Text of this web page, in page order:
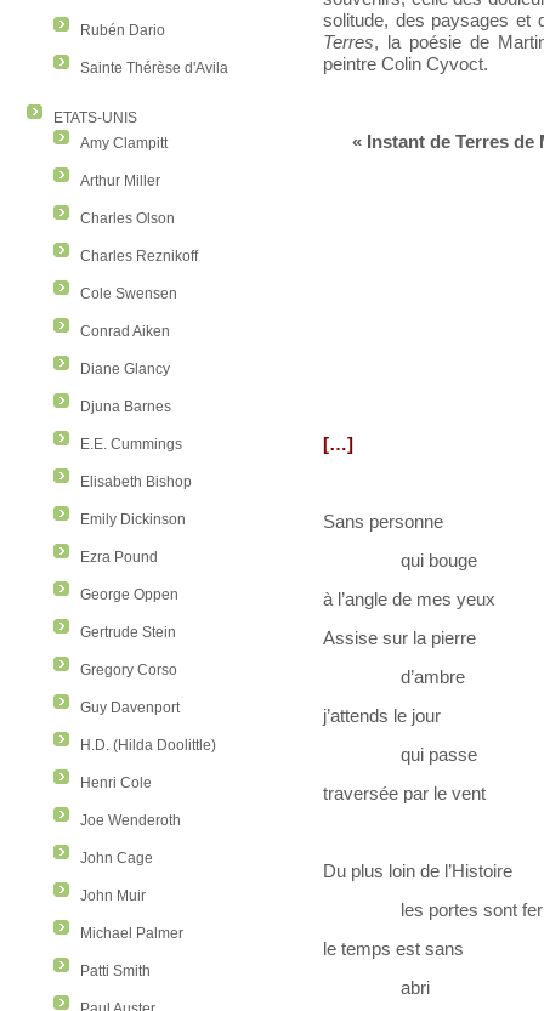
Rubén Dario
Sainte Thérèse d'Avila
ETATS-UNIS
Amy Clampitt
Arthur Miller
Charles Olson
Charles Reznikoff
Cole Swensen
Conrad Aiken
Diane Glancy
Djuna Barnes
E.E. Cummings
Elisabeth Bishop
Emily Dickinson
Ezra Pound
George Oppen
Gertrude Stein
Gregory Corso
Guy Davenport
H.D. (Hilda Doolittle)
Henri Cole
Joe Wenderoth
John Cage
John Muir
Michael Palmer
Patti Smith
solitude, des paysages
Terres, la poésie de
peintre Colin Cyvoct.
« Instant de Terres
[…]
Sans personne
qui bouge
à l’angle de mes yeux
Assise sur la pierre
d’ambre
j’attends le jour
qui passe
traversée par le vent
Du plus loin de l’Histoire
les portes sont
le temps est sans
abri